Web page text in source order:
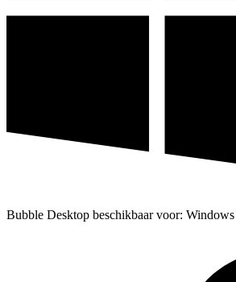
Bubble Desktop beschikbaar voor: Windows